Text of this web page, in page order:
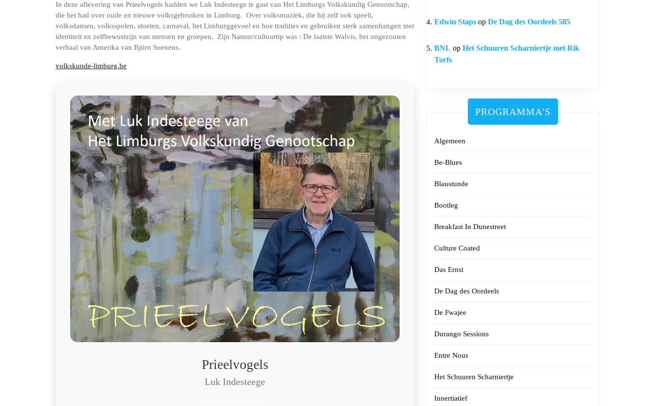
In deze aflevering van Prieelvogels hadden we Luk Indesteege te gast van Het Limburgs Volkskundig Genootschap,
die het had over oude en nieuwe volksgebruiken in Limburg. Over volksmuziek, die hij zelf ook speelt,
volksdansen, volksspelen, stoeten, carnaval, het Limburggevoel en hoe tradities en gebruiken sterk samenhangen met
identiteit en zelfbewustzijn van mensen en groepen. Zijn Natuur/cultuurtip was : De laatste Walvis, het ongezouten
verhaal van Amerika van Björn Soenens.
volkskunde-limburg.be
Prieelvogels
Luk Indesteege
Edwin Staps op De Dag des Oordeels 585
BNL op Het Schuuren Scharniertje met Rik
Torfs
PROGRAMMA'S
Algemeen
Be-Blues
Blaustunde
Bootleg
Breakfast In Dunestreet
Culture Coated
Das Ernst
De Dag des Oordeels
De Fwajee
Durango Sessions
Entre Nous
Het Schuuren Scharniertje
Innertiatief